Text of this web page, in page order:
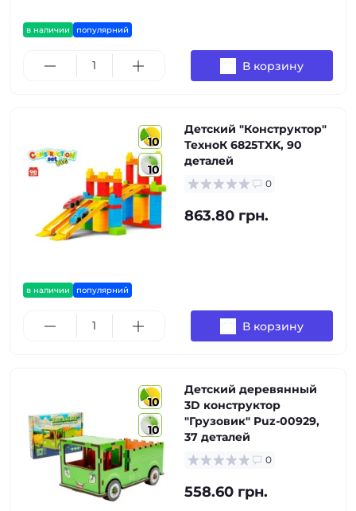
в наличии популярний
В корзину
10
10
в наличии популярний
Детский "Конструктор"
ТехноК 6825TXK, 90
деталей
0
863.80 грн.
В корзину
10
10
Детский деревянный
3D конструктор
"Грузовик" Puz-00929,
37 деталей
0
558.60 грн.